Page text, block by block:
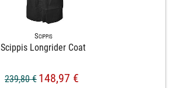
Scippis
Scippis Longrider Coat
239,80 € 148,97 €